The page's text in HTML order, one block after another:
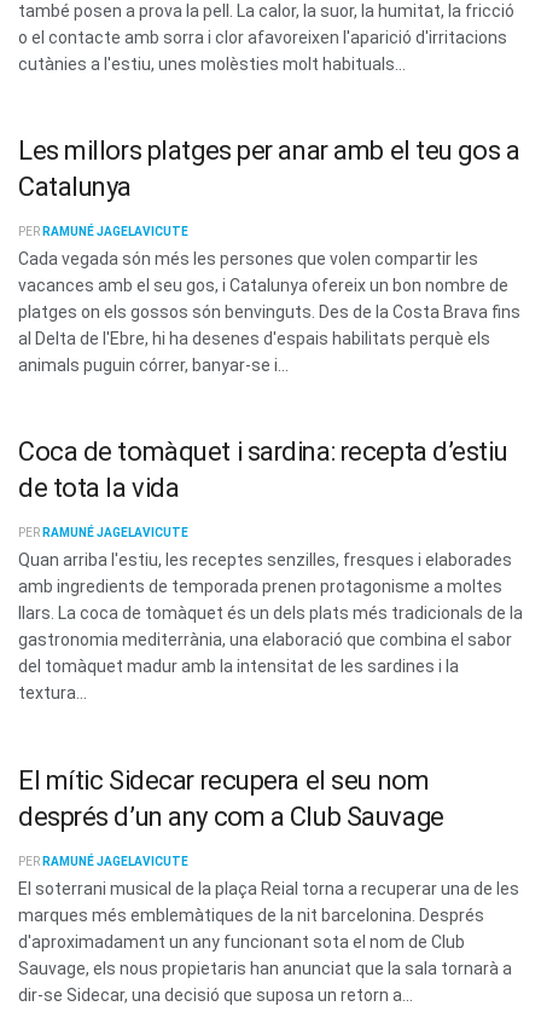
també posen a prova la pell. La calor, la suor, la humitat, la fricció
o el contacte amb sorra i clor afavoreixen l'aparició d'irritacions
cutànies a l'estiu, unes molèsties molt habituals...
Les millors platges per anar amb el teu gos a
Catalunya
PER RAMUNÉ JAGELAVICUTE
Cada vegada són més les persones que volen compartir les
vacances amb el seu gos, i Catalunya ofereix un bon nombre de
platges on els gossos són benvinguts. Des de la Costa Brava fins
al Delta de l'Ebre, hi ha desenes d'espais habilitats perquè els
animals puguin córrer, banyar-se i...
Coca de tomàquet i sardina: recepta d’estiu
de tota la vida
PER RAMUNÉ JAGELAVICUTE
Quan arriba l'estiu, les receptes senzilles, fresques i elaborades
amb ingredients de temporada prenen protagonisme a moltes
llars. La coca de tomàquet és un dels plats més tradicionals de la
gastronomia mediterrània, una elaboració que combina el sabor
del tomàquet madur amb la intensitat de les sardines i la
textura...
El mític Sidecar recupera el seu nom
després d’un any com a Club Sauvage
PER RAMUNÉ JAGELAVICUTE
El soterrani musical de la plaça Reial torna a recuperar una de les
marques més emblemàtiques de la nit barcelonina. Després
d'aproximadament un any funcionant sota el nom de Club
Sauvage, els nous propietaris han anunciat que la sala tornarà a
dir-se Sidecar, una decisió que suposa un retorn a...